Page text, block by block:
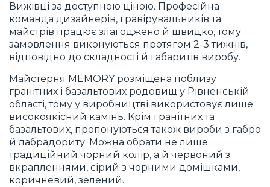
Вижівці за доступною ціною. Професійна
команда дизайнерів, гравірувальників та
майстрів працює злагоджено й швидко, тому
замовлення виконуються протягом 2-3 тижнів,
відповідно до складності й габаритів виробу.
Майстерня MEMORY розміщена поблизу
гранітних і базальтових родовищ у Рівненській
області, тому у виробництві використовує лише
високоякісний камінь. Крім гранітних та
базальтових, пропонуються також вироби з габро
й лабрадориту. Можна обрати не лише
традиційний чорний колір, а й червоний з
вкрапленнями, сірий з чорними домішками,
коричневий, зелений.